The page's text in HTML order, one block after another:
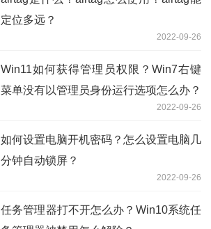
定位多远？
2022-09-26
Win11如何获得管理员权限？Win7右键
菜单没有以管理员身份运行选项怎么办？
2022-09-26
如何设置电脑开机密码？怎么设置电脑几
分钟自动锁屏？
2022-09-26
任务管理器打不开怎么办？Win10系统任